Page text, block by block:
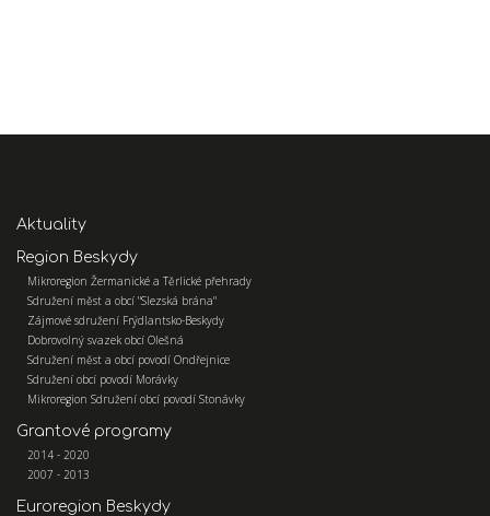
Aktuality
Region Beskydy
Mikroregion Žermanické a Těrlické přehrady
Sdružení měst a obcí "Slezská brána"
Zájmové sdružení Frýdlantsko-Beskydy
Dobrovolný svazek obcí Olešná
Sdružení měst a obcí povodí Ondřejnice
Sdružení obcí povodí Morávky
Mikroregion Sdružení obcí povodí Stonávky
Grantové programy
2014 - 2020
2007 - 2013
Euroregion Beskydy